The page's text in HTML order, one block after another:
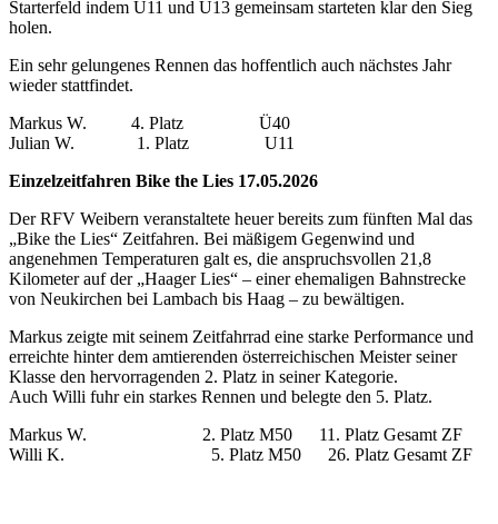
Starterfeld indem U11 und U13 gemeinsam starteten klar den Sieg
holen.
Ein sehr gelungenes Rennen das hoffentlich auch nächstes Jahr
wieder stattfindet.
Markus W. 4. Platz Ü40
Julian W. 1. Platz U11
Einzelzeitfahren Bike the Lies 17.05.2026
Der RFV Weibern veranstaltete heuer bereits zum fünften Mal das
„Bike the Lies“ Zeitfahren. Bei mäßigem Gegenwind und
angenehmen Temperaturen galt es, die anspruchsvollen 21,8
Kilometer auf der „Haager Lies“ – einer ehemaligen Bahnstrecke
von Neukirchen bei Lambach bis Haag – zu bewältigen.
Markus zeigte mit seinem Zeitfahrrad eine starke Performance und
erreichte hinter dem amtierenden österreichischen Meister seiner
Klasse den hervorragenden 2. Platz in seiner Kategorie.
Auch Willi fuhr ein starkes Rennen und belegte den 5. Platz.
Markus W. 2. Platz M50 11. Platz Gesamt ZF
Willi K. 5. Platz M50 26. Platz Gesamt ZF